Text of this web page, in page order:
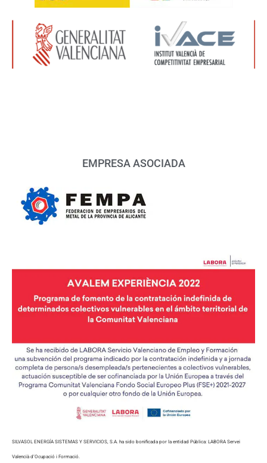
EMPRESA ASOCIADA
SILVASOL ENERGÍA SISTEMAS Y SERVICIOS, S.A. ha sido bonificada por la entidad Pública: LABORA Servei
Valencià d’Ocupació i Formació.